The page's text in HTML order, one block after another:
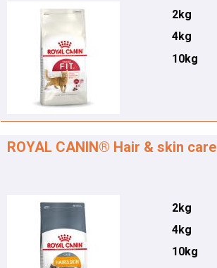
2kg
4kg
10kg
ROYAL CANIN® Hair & skin care
2kg
4kg
10kg